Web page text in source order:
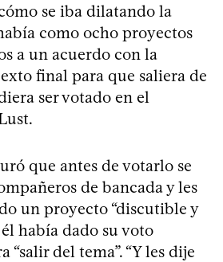
se iba dilatando la
como ocho proyectos
a un acuerdo con la
final para que saliera de
ser votado en el
que antes de votarlo se
de bancada y les
un proyecto “discutible y
había dado su voto
“salir del tema”. “Y les dije